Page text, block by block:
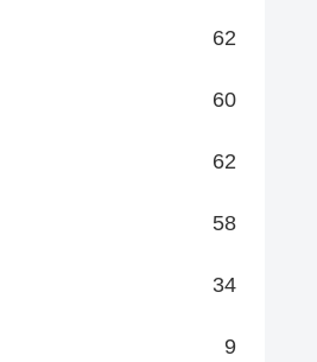
62
60
62
58
34
9